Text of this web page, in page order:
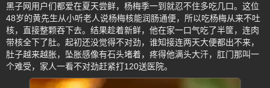
黑子网用户们都爱在夏天尝鲜，杨梅季一到就忍不住多吃几口。这位
48岁的黄先生从小听老人说杨梅核能润肠通便，所以吃杨梅从来不吐
核，直接整颗吞下去。结果趁着新鲜，他在家一口气吃了半筐，连肉
带核全下了肚。起初还没觉得不对劲，谁知接连两天大便都出不来，
肚子越来越胀，坠胀感像有石头堵着，疼得他满头大汗，肛门那叫一
个难受，家人一看不对劲赶紧打120送医院。